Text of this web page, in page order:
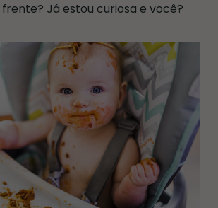
Já estou curiosa e você?